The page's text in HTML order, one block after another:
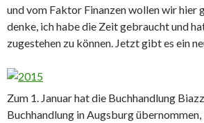
und vom Faktor Finanzen wollen wir hier
denke, ich habe die Zeit gebraucht und
zugestehen zu können. Jetzt gibt es ein
Zum 1. Januar hat die Buchhandlung
Buchhandlung in Augsburg übernommen,